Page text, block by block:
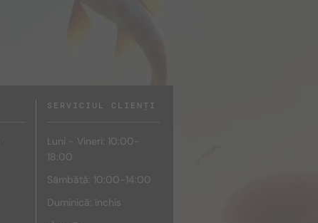
SERVICIUL CLIENȚI
Luni - Vineri: 10:00-
18:00
Sâmbătă: 10:00-14:00
Duminică: închis